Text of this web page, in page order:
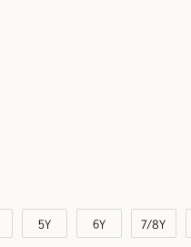
5Y 6Y 7/8Y